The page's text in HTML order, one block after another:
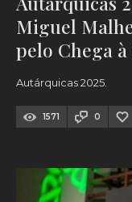
Miguel
pelo Chega
Autárquicas 2025.
1571 0